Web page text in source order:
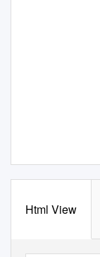
Html View